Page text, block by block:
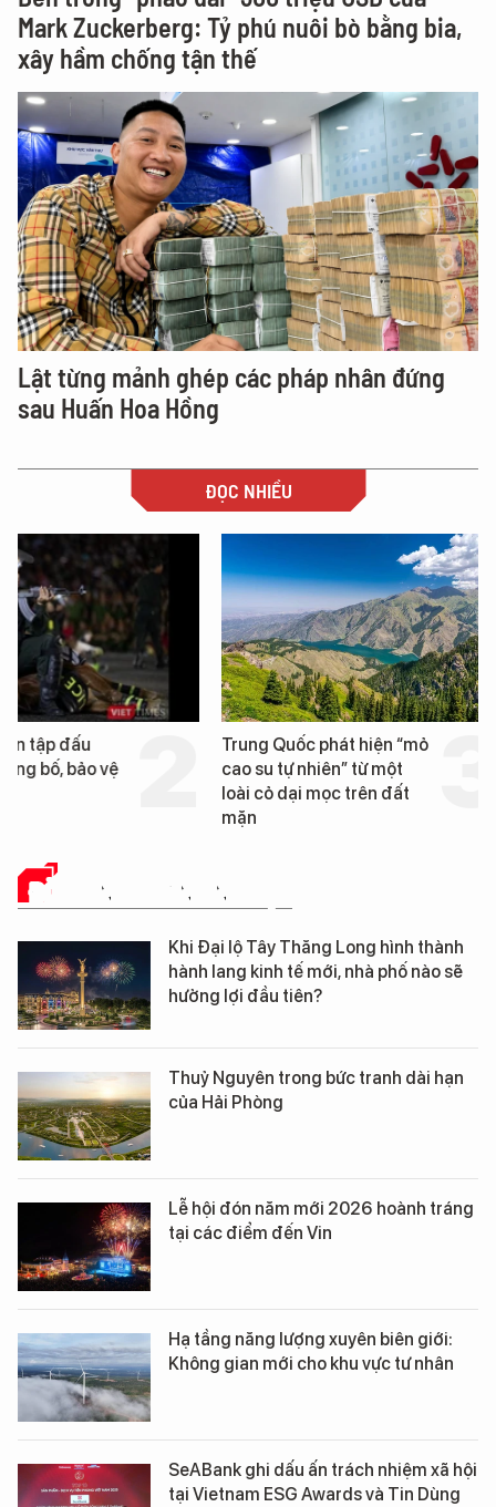
Mark Zuckerberg: Tỷ phú nuôi bò bằng bia,
xây hầm chống tận thế
Lật từng mảnh ghép các pháp nhân đứng
sau Huấn Hoa Hồng
ĐỌC NHIỀU
Trung Quốc phát hiện “mỏ
cao su tự nhiên” từ một
Loạt dự án bất động
Đà Nẵng sắp bị kiểm
ĐỜI SỐNG DOANH NGHIỆP
Khi Đại lộ Tây Thăng Long hình thành
hành lang kinh tế mới, nhà phố nào sẽ
hưởng lợi đầu tiên?
Thuỷ Nguyên trong bức tranh dài hạn
của Hải Phòng
Lễ hội đón năm mới 2026 hoành tráng
tại các điểm đến Vin
Hạ tầng năng lượng xuyên biên giới:
Không gian mới cho khu vực tư nhân
SeABank ghi dấu ấn trách nhiệm xã hội
tại Vietnam ESG Awards và Tin Dùng